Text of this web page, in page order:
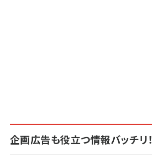
企画広告も役立つ情報バッチリ！